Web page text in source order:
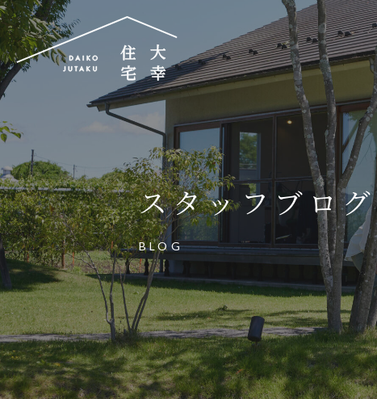
大幸住宅株式会社
〒504-0834
岐阜県各務原市那加昭南町88番地の3
大幸住宅可児工房
〒509-0203
岐阜県可児市下恵土3433番地652
お電話でのご相談はお気軽に
TEL.0574-60-1161
受付時間：9:00～17:00
スタッフブログ
BLOG